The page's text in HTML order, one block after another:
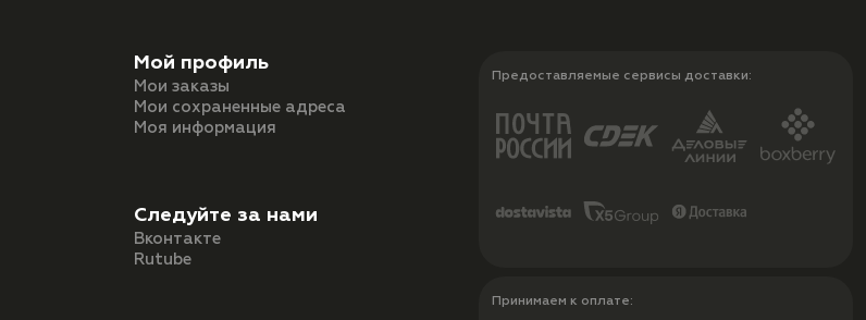
Мой профиль
Мои заказы
Мои сохраненные адреса
Моя информация
Следуйте за нами
Вконтакте
Rutube
Предоставляемые сервисы доставки:
Принимаем к оплате: